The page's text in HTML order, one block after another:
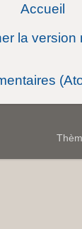
Accueil
la version